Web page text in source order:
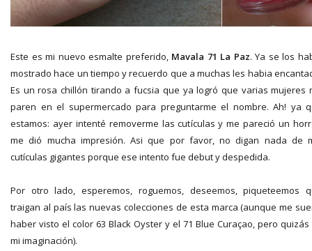
Este es mi nuevo esmalte preferido, Mavala 71 La Paz. Ya se los
mostrado hace un tiempo y recuerdo que a muchas les habia
Es un rosa chillón tirando a fucsia que ya logró que varias mujeres
paren en el supermercado para preguntarme el nombre. Ah! ya
estamos: ayer intenté removerme las cutículas y me pareció un
me dió mucha impresión. Asi que por favor, no digan nada de
cutículas gigantes porque ese intento fue debut y despedida.
Por otro lado, esperemos, roguemos, deseemos, piqueteemos
traigan al país las nuevas colecciones de esta marca (aunque me
haber visto el color 63 Black Oyster y el 71 Blue Curaçao, pero quizás
mi imaginación).